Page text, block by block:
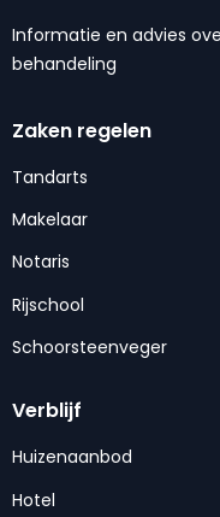
Informatie en advies
behandeling
Zaken regelen
Tandarts
Makelaar
Notaris
Rijschool
Schoorsteenveger
Verblijf
Huizenaanbod
Hotel